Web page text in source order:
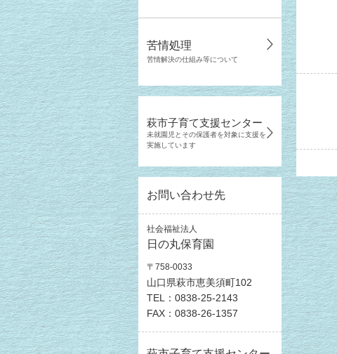
苦情処理
苦情解決の仕組み等について
萩市子育て支援センター
未就園児とその保護者を対象に支援を
実施しています
お問い合わせ先
社会福祉法人
日の丸保育園
〒758-0033
山口県萩市恵美須町102
TEL：0838-25-2143
FAX：0838-26-1357